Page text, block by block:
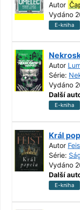
Autor
Vydáno
E-kniha
Autor
Série:
Vydáno
Další
E-kniha
Král
Autor
Série:
Vydáno
Další
E-kniha